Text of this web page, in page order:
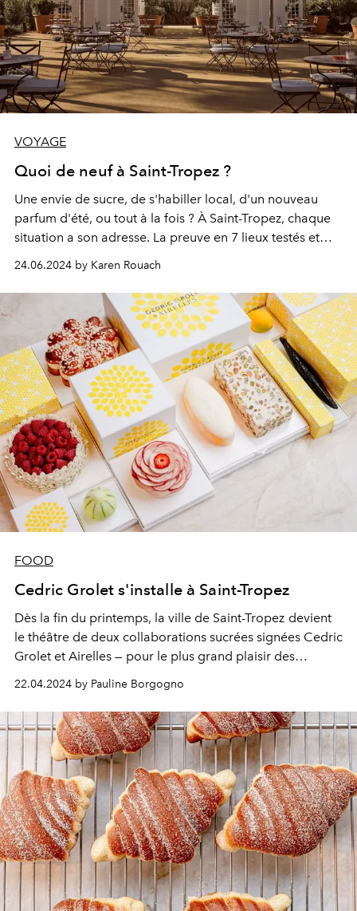
VOYAGE
Quoi de neuf à Saint-Tropez ?
Une envie de sucre, de s'habiller local, d'un nouveau
parfum d'été, ou tout à la fois ? À Saint-Tropez, chaque
situation a son adresse. La preuve en 7 lieux testés et
24.06.2024 by Karen Rouach
FOOD
Cedric Grolet s'installe à Saint-Tropez
Dès la fin du printemps, la ville de Saint-Tropez devient
le théâtre de deux collaborations sucrées signées Cedric
Grolet et Airelles — pour le plus grand plaisir des
22.04.2024 by Pauline Borgogno